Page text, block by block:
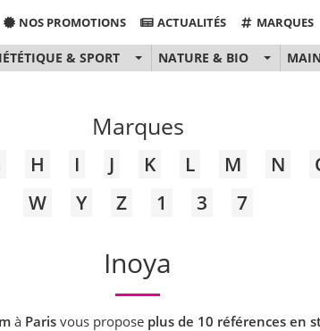
NOS PROMOTIONS ACTUALITÉS MARQUES
& SPORT NATURE & BIO
Marques
H I J K L M N
W
Y Z 1 3 7
Inoya
à Paris vous propose plus de 10 références en